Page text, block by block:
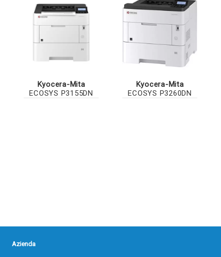
Kyocera-Mita
ECOSYS P3155DN
Kyocera-Mita
ECOSYS P3260DN
Azienda